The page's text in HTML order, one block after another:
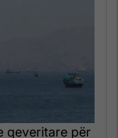
qeveritare për